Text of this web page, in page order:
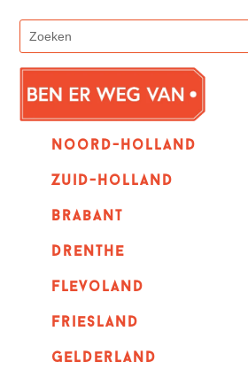
Noord-holland
zuid-holland
Brabant
Drenthe
Flevoland
Friesland
Gelderland